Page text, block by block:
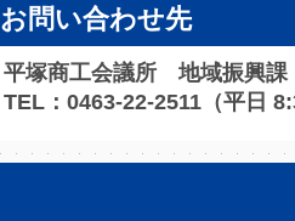
お問い合わせ先
平塚商工会議所 地域振興
TEL：0463-22-2511（平日